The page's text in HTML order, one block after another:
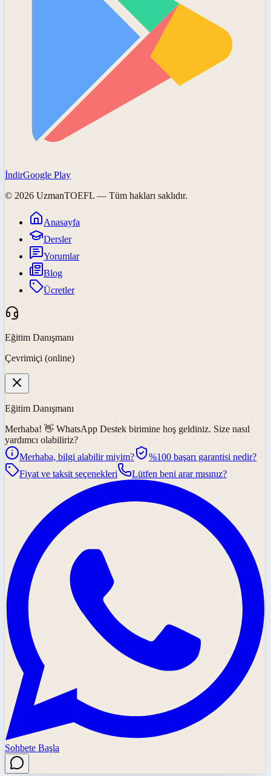
İndirGoogle Play
© 2026 UzmanTOEFL — Tüm hakları saklıdır.
Anasayfa
Dersler
Yorumlar
Blog
Ücretler
Eğitim Danışmanı
Çevrimiçi (online)
Eğitim Danışmanı
Merhaba! 👋 WhatsApp Destek birimine hoş geldiniz. Size nasıl
yardımcı olabiliriz?
Merhaba, bilgi alabilir miyim?
%100 başarı garantisi nedir?
Fiyat ve taksit seçenekleri
Lütfen beni arar mısınız?
Sohbete Başla